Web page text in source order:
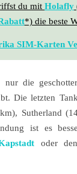
du mit Holafly
*) die beste
SIM-Karten
die
Die letzten
Sutherland
ist es
oder den